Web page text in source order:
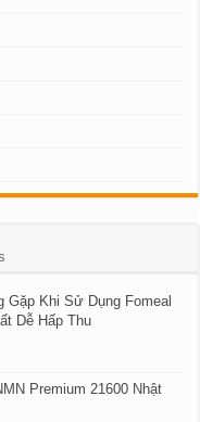
Gặp Khi Sử Dụng Fomeal
Dễ Hấp Thu
Premium 21600 Nhật